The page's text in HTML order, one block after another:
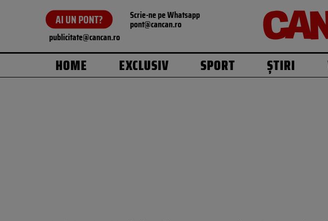
AI UN PONT? Scrie-ne pe Whatsapp
pont@cancan.ro
publicitate@cancan.ro
HOME EXCLUSIV SPORT ȘTIRI